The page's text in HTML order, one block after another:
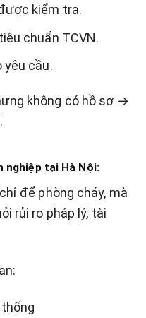
kiểm tra.
chuẩn TCVN.
yêu cầu.
không có hồ sơ →
nghiệp tại Hà Nội:
để phòng cháy, mà
rủi ro pháp lý, tài